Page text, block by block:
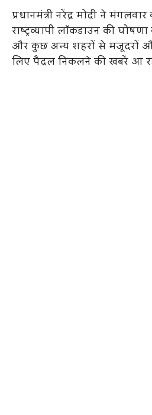
प्रधानमंत्री नरेंद्र मोदी ने
राष्ट्रव्यापी लॉकडाउन की
और कुछ अन्य शहरों से मजूदरों
लिए पैदल निकलने की खबरें आ